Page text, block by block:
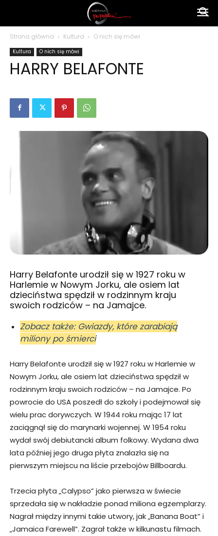
polsku
Strona główna Kultura O nich się mówi
Kultura O nich się mówi
HARRY BELAFONTE
Harry Belafonte urodził się w 1927 roku w
Harlemie w Nowym Jorku, ale osiem lat
dzieciństwa spędził w rodzinnym kraju
swoich rodziców – na Jamajce.
Zobacz także: Gwiazdy, które zarabiają
miliony po śmierci
Harry Belafonte urodził się w 1927 roku w Harlemie w
Nowym Jorku, ale osiem lat dzieciństwa spędził w
rodzinnym kraju swoich rodziców – na Jamajce. Po
powrocie do USA poszedł do szkoły i podejmował się
wielu prac dorywczych. W 1944 roku mając 17 lat
zaciągnął się do marynarki wojennej. W 1954 roku
wydał swój debiutancki album folkowy. Wydana dwa
lata później jego druga płyta znalazła się na
pierwszym miejscu na liście przebojów Billboardu.
Trzecia płyta „Calypso” jako pierwsza w świecie
sprzedała się w nakładzie ponad miliona egzemplarzy.
Nagrał między innymi takie utwory, jak „Banana Boat” i
„Jamaica Farewell”. Zagrał także w kilkunastu filmach.